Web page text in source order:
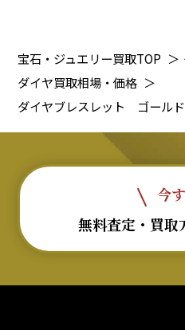
宝石・ジュエリー買取TOP ＞
ダイヤ買取相場・価格 ＞
ダイヤブレスレット ゴール
今
無料査定・買取